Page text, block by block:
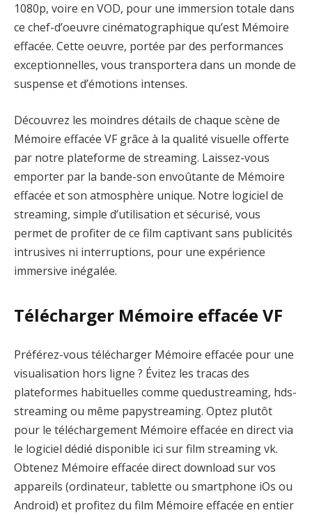
1080p, voire en VOD, pour une immersion totale dans
ce chef-d’oeuvre cinématographique qu’est Mémoire
effacée. Cette oeuvre, portée par des performances
exceptionnelles, vous transportera dans un monde de
suspense et d’émotions intenses.
Découvrez les moindres détails de chaque scène de
Mémoire effacée VF grâce à la qualité visuelle offerte
par notre plateforme de streaming. Laissez-vous
emporter par la bande-son envoûtante de Mémoire
effacée et son atmosphère unique. Notre logiciel de
streaming, simple d’utilisation et sécurisé, vous
permet de profiter de ce film captivant sans publicités
intrusives ni interruptions, pour une expérience
immersive inégalée.
Télécharger Mémoire effacée VF
Préférez-vous télécharger Mémoire effacée pour une
visualisation hors ligne ? Évitez les tracas des
plateformes habituelles comme quedustreaming, hds-
streaming ou même papystreaming. Optez plutôt
pour le téléchargement Mémoire effacée en direct via
le logiciel dédié disponible ici sur film streaming vk.
Obtenez Mémoire effacée direct download sur vos
appareils (ordinateur, tablette ou smartphone iOs ou
Android) et profitez du film Mémoire effacée en entier